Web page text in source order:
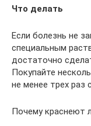
Что делать
Если болезнь не
специальным
достаточно
Покупайте
не менее трех раз
Почему краснеют